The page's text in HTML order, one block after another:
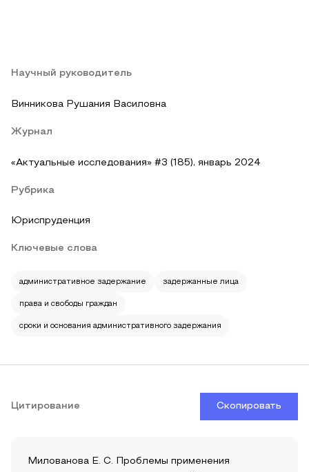
Научный руководитель
Винникова Рушания Василовна
Журнал
«Актуальные исследования» #3 (185), январь 2024
Рубрика
Юриспруденция
Ключевые слова
административное задержание задержанные лица
права и свободы граждан
сроки и основания административного задержания
Цитирование Скопировать
Милованова Е. С. Проблемы применения